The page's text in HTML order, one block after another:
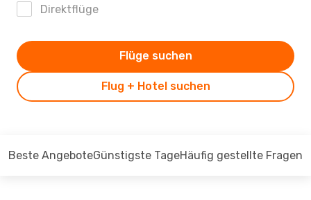
Direktflüge
Flug + Hotel suchen
Flüge suchen
Beste AngeboteGünstigste TageHäufig gestellte Fragen